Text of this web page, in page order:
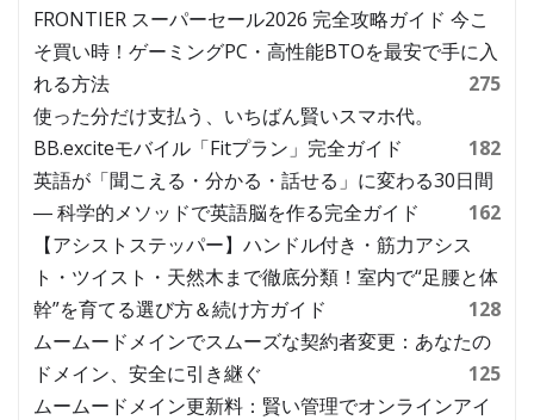
FRONTIER スーパーセール2026 完全攻略ガイド 今こ
そ買い時！ゲーミングPC・高性能BTOを最安で手に入
れる方法
275
使った分だけ支払う、いちばん賢いスマホ代。
BB.exciteモバイル「Fitプラン」完全ガイド
182
英語が「聞こえる・分かる・話せる」に変わる30日間
― 科学的メソッドで英語脳を作る完全ガイド
162
【アシストステッパー】ハンドル付き・筋力アシス
ト・ツイスト・天然木まで徹底分類！室内で“足腰と体
幹”を育てる選び方＆続け方ガイド
128
ムームードメインでスムーズな契約者変更：あなたの
ドメイン、安全に引き継ぐ
125
ムームードメイン更新料：賢い管理でオンラインアイ